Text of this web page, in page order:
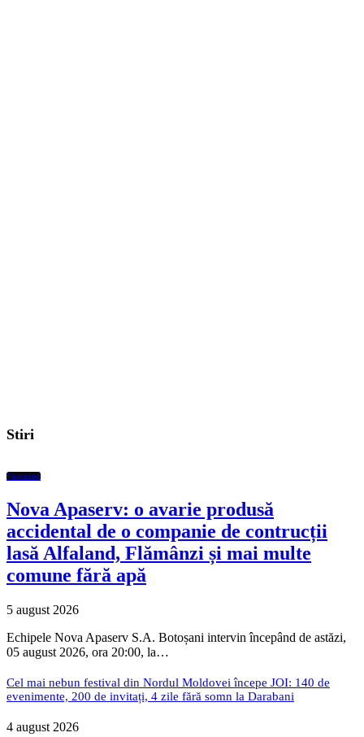
Stiri
Featured
Nova Apaserv: o avarie produsă
accidental de o companie de contrucții
lasă Alfaland, Flămânzi și mai multe
comune fără apă
5 august 2026
Echipele Nova Apaserv S.A. Botoșani intervin începând de astăzi,
05 august 2026, ora 20:00, la…
Cel mai nebun festival din Nordul Moldovei începe JOI: 140 de
evenimente, 200 de invitați, 4 zile fără somn la Darabani
4 august 2026